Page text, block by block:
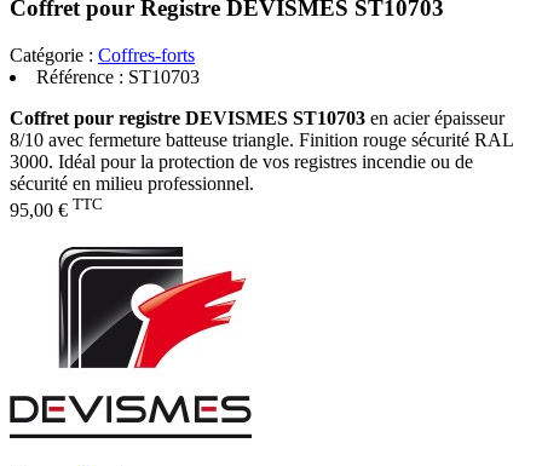
Coffret pour Registre DEVISMES ST10703
Catégorie : Coffres-forts
Référence : ST10703
Coffret pour registre DEVISMES ST10703 en acier épaisseur
8/10 avec fermeture batteuse triangle. Finition rouge sécurité RAL
3000. Idéal pour la protection de vos registres incendie ou de
sécurité en milieu professionnel.
95,00 € TTC